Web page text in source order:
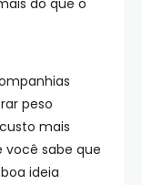
do que o
peso
mais
você sabe que
ideia